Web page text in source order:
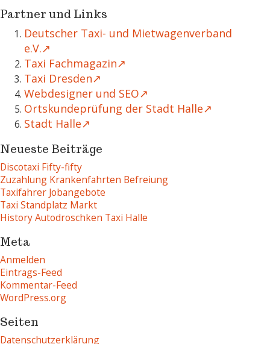
Partner und Links
Deutscher Taxi- und Mietwagenverband
e.V.
Taxi Fachmagazin
Taxi Dresden
Webdesigner und SEO
Ortskundeprüfung der Stadt Halle
Stadt Halle
Neueste Beiträge
Discotaxi Fifty-fifty
Zuzahlung Krankenfahrten Befreiung
Taxifahrer Jobangebote
Taxi Standplatz Markt
History Autodroschken Taxi Halle
Meta
Anmelden
Eintrags-Feed
Kommentar-Feed
WordPress.org
Seiten
Datenschutzerklärung